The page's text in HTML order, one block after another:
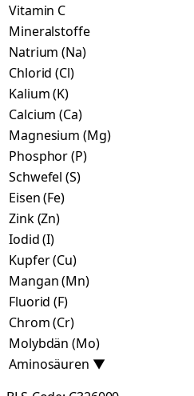
Vitamin C
Mineralstoffe
Natrium (Na)
Chlorid (Cl)
Kalium (K)
Calcium (Ca)
Magnesium (Mg)
Phosphor (P)
Schwefel (S)
Eisen (Fe)
Zink (Zn)
Iodid (I)
Kupfer (Cu)
Mangan (Mn)
Fluorid (F)
Chrom (Cr)
Molybdän (Mo)
Aminosäuren ▼